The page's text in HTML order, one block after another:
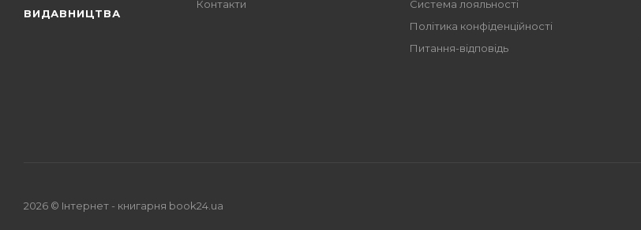
ВИДАВНИЦТВА
Контакти
Система лояльності
Політика конфіденційності
Питання-відповідь
2026 © Iнтернет - книгарня book24.ua